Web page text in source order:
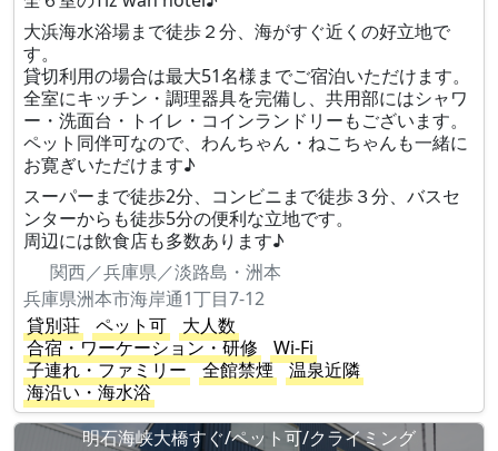
大浜海水浴場まで徒歩２分、海がすぐ近くの好立地で
す。
貸切利用の場合は最大51名様までご宿泊いただけます。
全室にキッチン・調理器具を完備し、共用部にはシャワ
ー・洗面台・トイレ・コインランドリーもございます。
ペット同伴可なので、わんちゃん・ねこちゃんも一緒に
お寛ぎいただけます♪
スーパーまで徒歩2分、コンビニまで徒歩３分、バスセ
ンターからも徒歩5分の便利な立地です。
周辺には飲食店も多数あります♪
関西／兵庫県／淡路島・洲本
兵庫県洲本市海岸通1丁目7-12
貸別荘
ペット可
大人数
合宿・ワーケーション・研修
Wi-Fi
子連れ・ファミリー
全館禁煙
温泉近隣
海沿い・海水浴
明石海峡大橋すぐ/ペット可/クライミング